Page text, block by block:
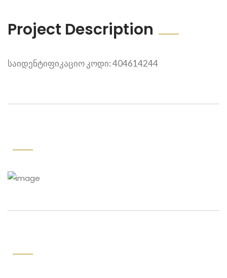
Project Description
საიდენტიფიკაციო კოდი: 404614244